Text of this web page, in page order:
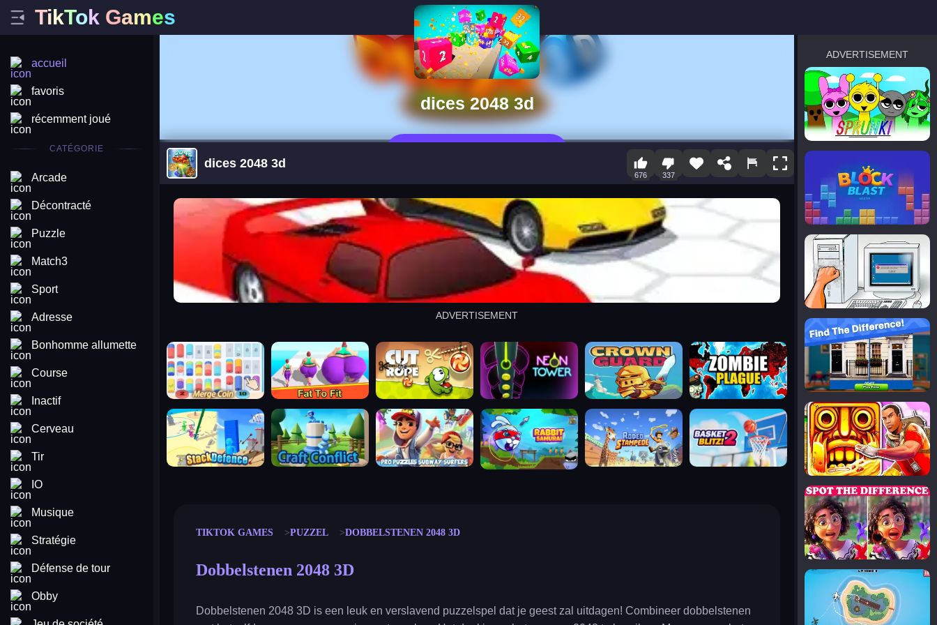
TikTok Games
accueil
favoris
récemment joué
CATÉGORIE
Arcade
Décontracté
Puzzle
Match3
Sport
Adresse
Bonhomme allumette
Course
Inactif
Cerveau
Tir
IO
Musique
Stratégie
Défense de tour
Obby
dices 2048 3d
dices 2048 3d
676 337
arena king
ADVERTISEMENT
merge coin fat to fit cut the rope neon tower crown guard zombie plague
stack defence craft conflict subway surfers rabbit samurai rodeo stampede basket blitz
TIKTOK GAMES PUZZEL DOBBELSTENEN 2048 3D
Dobbelstenen 2048 3D
Dobbelstenen 2048 3D is een leuk en verslavend puzzelspel dat je geest zal uitdagen! Combineer dobbelstenen
ADVERTISEMENT
sprunki
Blocky Blast!
smash it
notice the difference
temple run 2
spot the differences
silly sky